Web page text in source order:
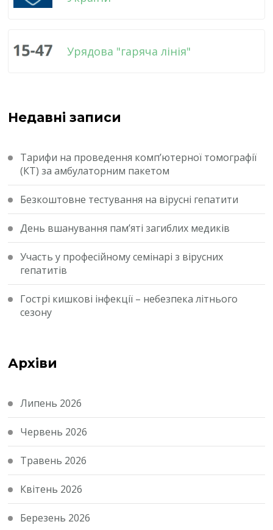
Урядова "гаряча лінія"
Недавні записи
Тарифи на проведення комп’ютерної томографії
(КТ) за амбулаторним пакетом
Безкоштовне тестування на вірусні гепатити
День вшанування пам’яті загиблих медиків
Участь у професійному семінарі з вірусних
гепатитів
Гострі кишкові інфекції – небезпека літнього
сезону
Архіви
Липень 2026
Червень 2026
Травень 2026
Квітень 2026
Березень 2026